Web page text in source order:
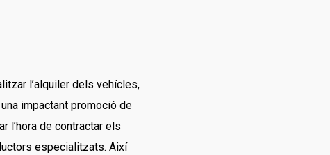
l’alquiler dels vehícles,
impactant promoció de
l’hora de contractar els
especialitzats. Així